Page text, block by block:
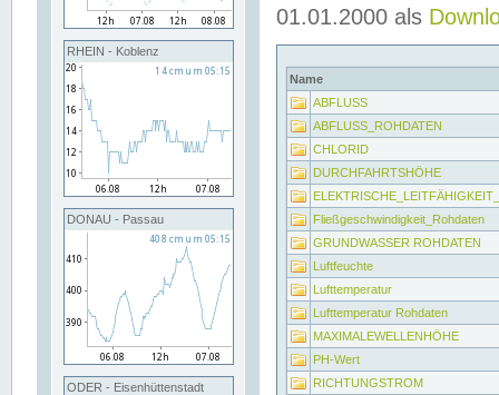
RHEIN - Koblenz
DONAU - Passau
ODER - Eisenhüttenstadt
01.01.2000 als
Name
ABFLUSS
ABFLUSS_ROHDATEN
CHLORID
DURCHFAHRTSHÖHE
Fließgeschwindigkeit_Rohdaten
GRUNDWASSER ROHDATEN
Luftfeuchte
Lufttemperatur
Lufttemperatur Rohdaten
MAXIMALEWELLENHÖHE
PH-Wert
RICHTUNGSTROM